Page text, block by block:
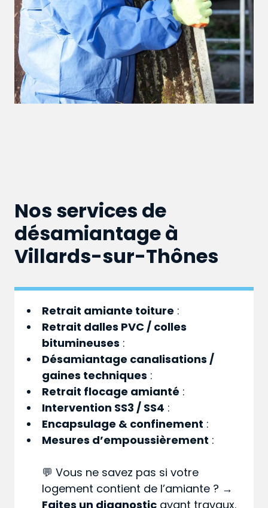
Nos services de
désamiantage à
Villards-sur-Thônes
Retrait amiante toiture :
Retrait dalles PVC / colles
bitumineuses :
Désamiantage canalisations /
gaines techniques :
Retrait flocage amianté :
Intervention SS3 / SS4 :
Encapsulage & confinement :
Mesures d’empoussièrement :
💬 Vous ne savez pas si votre
logement contient de l’amiante ? →
Faites un diagnostic avant travaux.